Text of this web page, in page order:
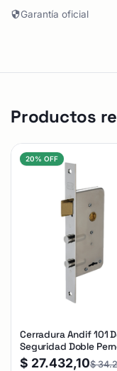
Garantía oficial
Productos
20% OFF
Cerradura Andif 101 De
Seguridad Doble
Reforzada Plateado
$ 27.432,10$